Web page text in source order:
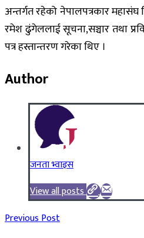
अन्तर्गत रहेको नेपालपत्रकार
रमेश ढुंगेललाई सूचना,सञ्चार तथा
पत्र हस्तान्तरण गरेका थिए ।
Author
जनता भ्वाइस
View all posts
Previous Post